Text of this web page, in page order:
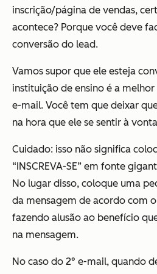
inscrição/página de vendas,
acontece? Porque você deve
conversão do lead.
Vamos supor que ele esteja
instituição de ensino é a
e-mail. Você tem que deixar
na hora que ele se sentir à
Cuidado: isso não significa
“INSCREVA-SE” em fonte
No lugar disso, coloque uma
da mensagem de acordo com
fazendo alusão ao benefício
na mensagem.
No caso do 2° e-mail, quando